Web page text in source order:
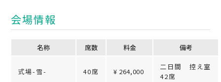
会場情報
名称 席数 料⾦ 備考
式場-雪- 40席 ¥ 264,000
二日間 控え室
42席